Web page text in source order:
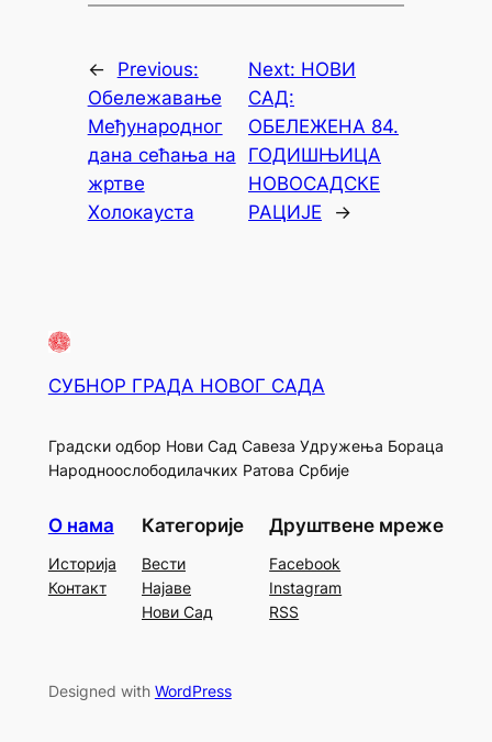
←
Previous:
Обележавање
Међународног
дана сећања на
жртве
Холокауста
Next: НОВИ
САД:
ОБЕЛЕЖЕНА 84.
ГОДИШЊИЦА
НОВОСАДСКЕ
РАЦИЈЕ
→
СУБНОР ГРАДА НОВОГ САДА
Градски одбор Нови Сад Савеза Удружења Бораца
Народноослободилачких Ратова Србије
О нама
Историја
Контакт
Категорије
Вести
Најаве
Нови Сад
Друштвене мреже
Facebook
Instagram
RSS
Designed with WordPress